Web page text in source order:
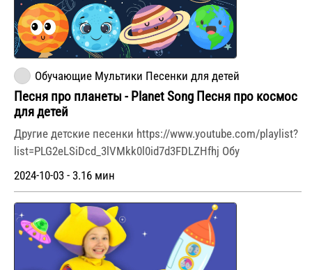
Обучающие Мультики Песенки для детей
Песня про планеты - Planet Song Песня про космос
для детей
Другие детские песенки https://www.youtube.com/playlist?
list=PLG2eLSiDcd_3lVMkk0l0id7d3FDLZHfhj Обу
2024-10-03 - 3.16 мин